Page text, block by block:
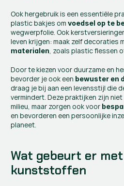
Ook hergebruik is een essentiële
plastic bakjes om voedsel op te
wegwerpfolie. Ook
leven krijgen: maak zelf decoraties
materialen , zoals plastic flessen
Door te kiezen voor duurzame en
bevorder je ook een bewuster en
draag je bij aan een levensstijl die
vermindert. Deze praktijken zijn
milieu, maar zorgen ook voor
en bevorderen een persoonlijke
planeet.
Wat gebeurt er
kunststoffen